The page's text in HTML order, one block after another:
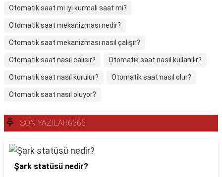
Otomatik saat mi iyi kurmalı saat mi?
Otomatik saat mekanizması nedir?
Otomatik saat mekanizması nasıl çalışır?
Otomatik saat nasıl calısır? Otomatik saat nasıl kullanılır?
Otomatik saat nasıl kurulur? Otomatik saat nasıl olur?
Otomatik saat nasıl oluyor?
SON YAZILAR6565
Şark statüsü nedir?